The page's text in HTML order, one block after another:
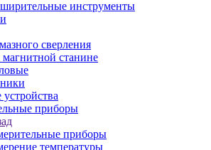
инструменты
сверления
станине
приборы
приборы
температуры